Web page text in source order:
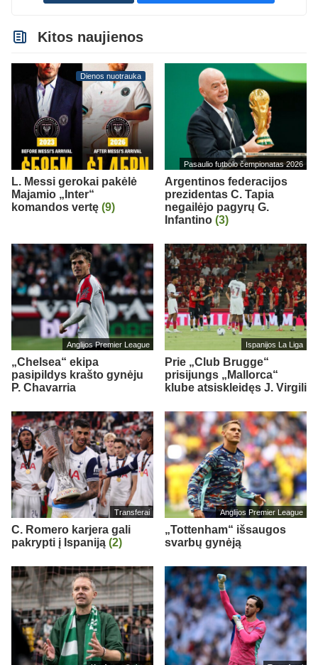
Kitos naujienos
Dienos nuotrauka
L. Messi gerokai pakėlė
Majamio „Inter“
komandos vertę (9)
Pasaulio futbolo čempionatas 2026
Argentinos federacijos
prezidentas C. Tapia
negailėjo pagyrų G.
Infantino (3)
Anglijos Premier League
„Chelsea“ ekipa
pasipildys krašto gynėju
P. Chavarria
Ispanijos La Liga
Prie „Club Brugge“
prisijungs „Mallorca“
klube atsiskleidęs J. Virgili
Transferai
C. Romero karjera gali
pakrypti į Ispaniją (2)
Anglijos Premier League
„Tottenham“ išsaugos
svarbų gynėją